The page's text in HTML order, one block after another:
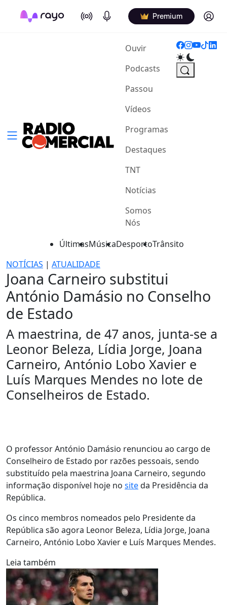
On Air Podcasts Premium Log in
Ouvir(current)
Podcasts
Passou
Vídeos
Programas
Destaques
TNT
Notícias
Somos
Nós
ÚltimasMúsicaDesportoTrânsito
NOTÍCIAS | ATUALIDADE
Joana Carneiro substitui
António Damásio no Conselho
de Estado
A maestrina, de 47 anos, junta-se a
Leonor Beleza, Lídia Jorge, Joana
Carneiro, António Lobo Xavier e
Luís Marques Mendes no lote de
Conselheiros de Estado.
O professor António Damásio renunciou ao cargo de
Conselheiro de Estado por razões pessoais, sendo
substituído pela maestrina Joana Carneiro, segundo
informação disponível hoje no siteda Presidência da
República.
Os cinco membros nomeados pelo Presidente da
República são agora Leonor Beleza, Lídia Jorge, Joana
Carneiro, António Lobo Xavier e Luís Marques Mendes.
Leia também